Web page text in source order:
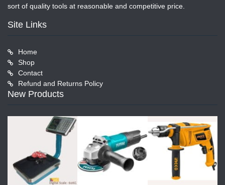
sort of quality tools at reasonable and competitive price.
Site Links
Home
Shop
Contact
Refund and Returns Policy
New Products